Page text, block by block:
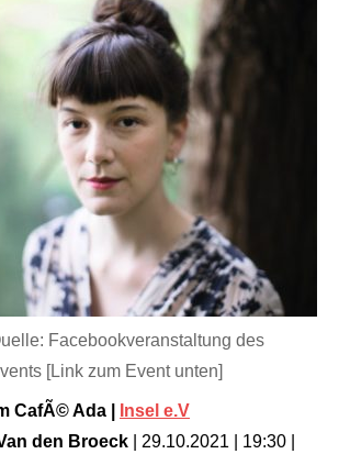
Facebookveranstaltung des
[Link zum Event unten]
CafÃ© Ada |
Insel e.V
den Broeck | 29.10.2021 | 19:30 |